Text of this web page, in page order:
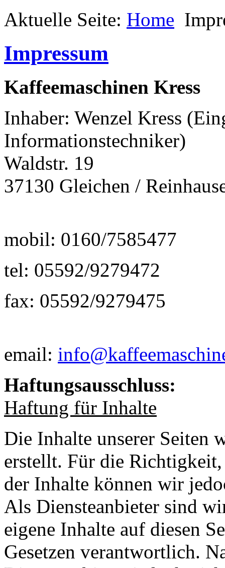
Aktuelle Seite: Home
Impressum
Kaffeemaschinen Kress
Inhaber: Wenzel Kress
Informationstechniker)
Waldstr. 19
37130 Gleichen /
mobil: 0160/7585477
tel: 05592/9279472
fax: 05592/9279475
email:
Haftungsausschluss:
Haftung für Inhalte
Die Inhalte unserer Seiten
erstellt. Für die
der Inhalte können wir
Als Diensteanbieter sind
eigene Inhalte auf diesen
Gesetzen verantwortlich.